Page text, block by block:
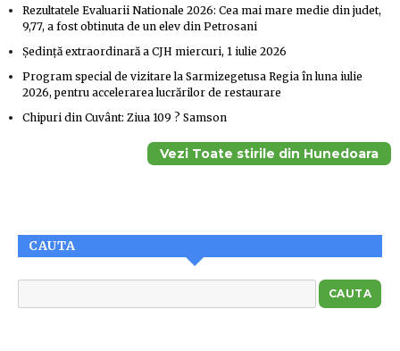
Rezultatele Evaluarii Nationale 2026: Cea mai mare medie din judet,
9,77, a fost obtinuta de un elev din Petrosani
Ședință extraordinară a CJH miercuri, 1 iulie 2026
Program special de vizitare la Sarmizegetusa Regia în luna iulie
2026, pentru accelerarea lucrărilor de restaurare
Chipuri din Cuvânt: Ziua 109 ? Samson
Vezi Toate stirile din Hunedoara
CAUTA